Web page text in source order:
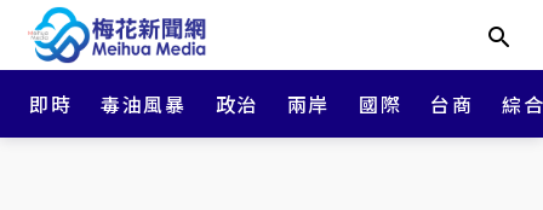
即時 毒油風暴 政治 兩岸 國際 台商 綜